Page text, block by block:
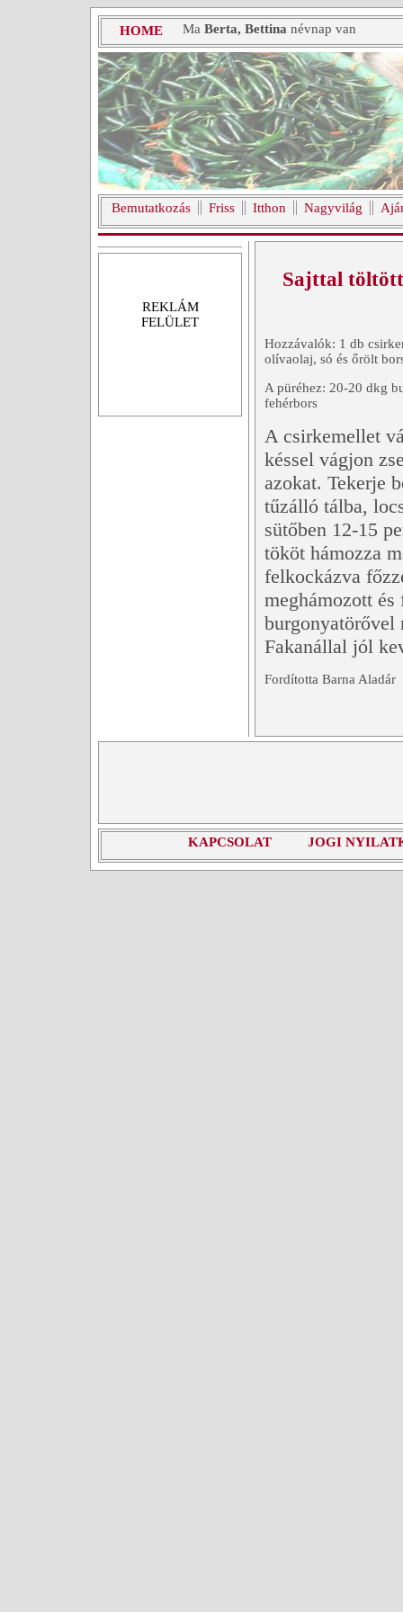
HOME Ma Berta, Bettina névnap van
Bemutatkozás Friss Itthon Nagyvilág
REKLÁM
FELÜLET
Sajttal
Hozzávalók: 1 db
olívaolaj, só és őrölt
A püréhez: 20-20 dkg
fehérbors
A csirkemellet
késsel vágjon
azokat. Tekerje
tűzálló tálba,
sütőben 12-15
tököt hámozza
felkockázva
meghámozott
burgonyatörővel
Fakanállal jól
Fordította Barna Aladár
KAPCSOLAT JOGI